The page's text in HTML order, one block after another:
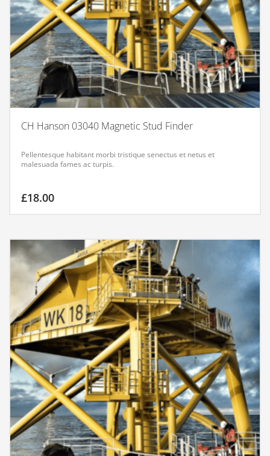
CH Hanson 03040 Magnetic Stud Finder
Pellentesque habitant morbi tristique senectus et netus et
malesuada fames ac turpis.
£18.00